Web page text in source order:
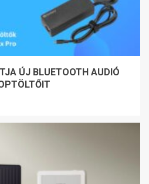
ÚJ BLUETOOTH AUDIÓ